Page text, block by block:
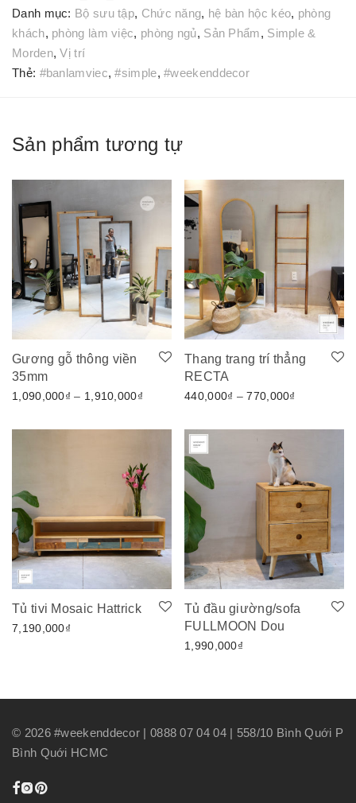
Danh mục: Bộ sưu tập, Chức năng, hệ bàn hộc kéo, phòng
khách, phòng làm việc, phòng ngủ, Sản Phẩm, Simple &
Morden,Vị trí
Thẻ: #banlamviec,#simple,#weekenddecor
Sản phẩm tương tự
Gương gỗ thông viền
35mm
1,090,000₫ – 1,910,000₫Khoảng giá: từ 1,090,000₫ đến
Thang trang trí thẳng
RECTA
440,000₫ – 770,000₫
Tủ tivi Mosaic Hattrick
7,190,000₫
Tủ đầu giường/sofa
FULLMOON Dou
1,990,000₫
© 2026#weekenddecor | 0888 07 04 04 | 558/10 Bình Quới P
Bình Quới HCMC